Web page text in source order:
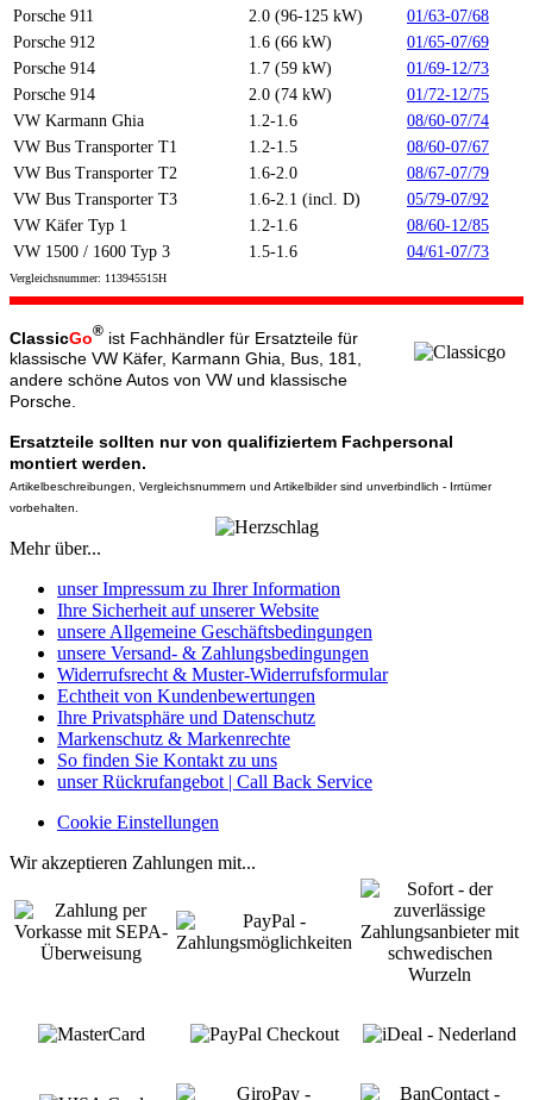
Porsche 911
2.0 (96-125 kW)
01/63-07/68
Porsche 912
1.6 (66 kW)
01/65-07/69
Porsche 914
1.7 (59 kW)
01/69-12/73
Porsche 914
2.0 (74 kW)
01/72-12/75
VW Karmann Ghia
1.2-1.6
08/60-07/74
VW Bus Transporter T1
1.2-1.5
08/60-07/67
VW Bus Transporter T2
1.6-2.0
08/67-07/79
VW Bus Transporter T3
1.6-2.1 (incl. D)
05/79-07/92
VW Käfer Typ 1
1.2-1.6
08/60-12/85
VW 1500 / 1600 Typ 3
1.5-1.6 04/61-07/73
Vergleichsnummer: 113945515H
ClassicGo® ist Fachhändler für Ersatzteile für
klassische VW Käfer, Karmann Ghia, Bus, 181,
andere schöne Autos von VW und klassische
Porsche.
Ersatzteile sollten nur von qualifiziertem Fachpersonal
montiert werden.
Artikelbeschreibungen, Vergleichsnummern und Artikelbilder sind unverbindlich - Irrtümer
vorbehalten.
Mehr über...
unser Impressum zu Ihrer Information
Ihre Sicherheit auf unserer Website
unsere Allgemeine Geschäftsbedingungen
unsere Versand- & Zahlungsbedingungen
Widerrufsrecht & Muster-Widerrufsformular
Echtheit von Kundenbewertungen
Ihre Privatsphäre und Datenschutz
Markenschutz & Markenrechte
So finden Sie Kontakt zu uns
unser Rückrufangebot | Call Back Service
Cookie Einstellungen
Wir akzeptieren Zahlungen mit...